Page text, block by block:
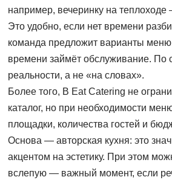
например, вечеринку на
Это удобно, если нет времени
команда предложит варианты меню,
времени займёт обслуживание. По
реальности, а не «на словах».
Более того, В Eat Catering не
каталог, но при необходимости
площадки, количества гостей и
Основа — авторская кухня: это
акцентом на эстетику. При этом
вслепую — важный момент, если